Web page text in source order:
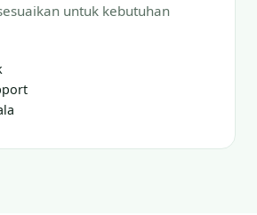
untuk kebutuhan